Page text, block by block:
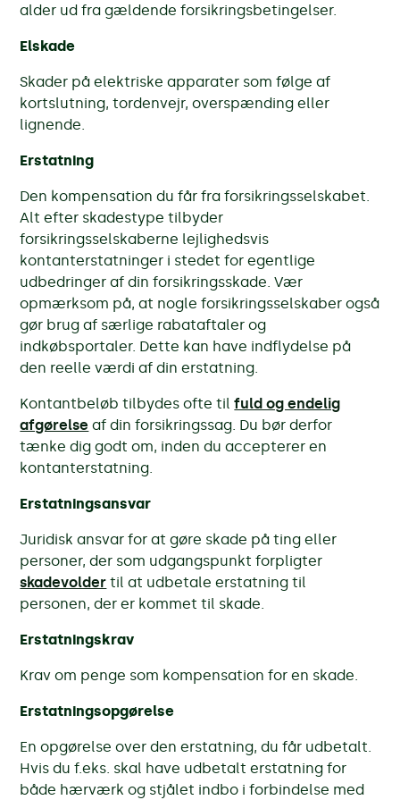
alder ud fra gældende forsikringsbetingelser.
Elskade
Skader på elektriske apparater som følge af
kortslutning, tordenvejr, overspænding eller
lignende.
Erstatning
Den kompensation du får fra forsikringsselskabet.
Alt efter skadestype tilbyder
forsikringsselskaberne lejlighedsvis
kontanterstatninger i stedet for egentlige
udbedringer af din forsikringsskade. Vær
opmærksom på, at nogle forsikringsselskaber også
gør brug af særlige rabataftaler og
indkøbsportaler. Dette kan have indflydelse på
den reelle værdi af din erstatning.
Kontantbeløb tilbydes ofte tilfuld og endelig
afgørelse af din forsikringssag. Du bør derfor
tænke dig godt om, inden du accepterer en
kontanterstatning.
Erstatningsansvar
Juridisk ansvar for at gøre skade på ting eller
personer, der som udgangspunkt forpligter
skadevolder til at udbetale erstatning til
personen, der er kommet til skade.
Erstatningskrav
Krav om penge som kompensation for en skade.
Erstatningsopgørelse
En opgørelse over den erstatning, du får udbetalt.
Hvis du f.eks. skal have udbetalt erstatning for
både hærværk og stjålet indbo i forbindelse med